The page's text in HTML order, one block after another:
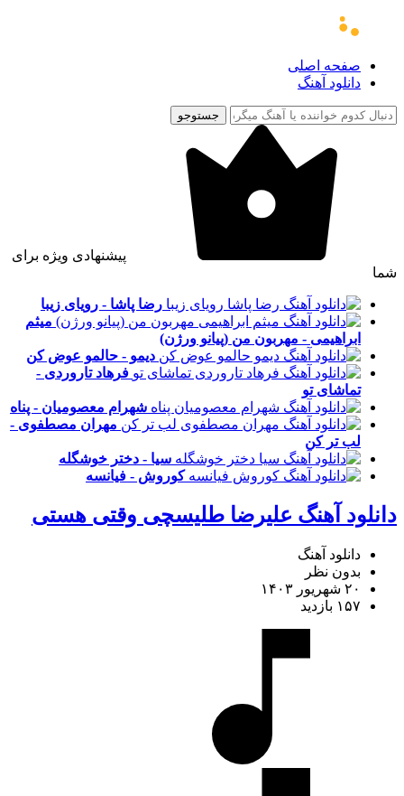
صفحه اصلی
دانلود آهنگ
جستوجو
پیشنهادی ویژه برای
شما
رضا پاشا - رویای زیبا
میثم
ابراهیمی - مهربون من (پیانو ورژن)
دیمو - حالمو عوض کن
فرهاد تاروردی -
تماشای تو
شهرام معصومیان - پناه
مهران مصطفوی -
لب تر کن
سیا - دختر خوشگله
کوروش - فیانسه
دانلود آهنگ علیرضا طلیسچی وقتی هستی
دانلود آهنگ
بدون نظر
۲۰ شهریور ۱۴۰۳
۱۵۷ بازدید